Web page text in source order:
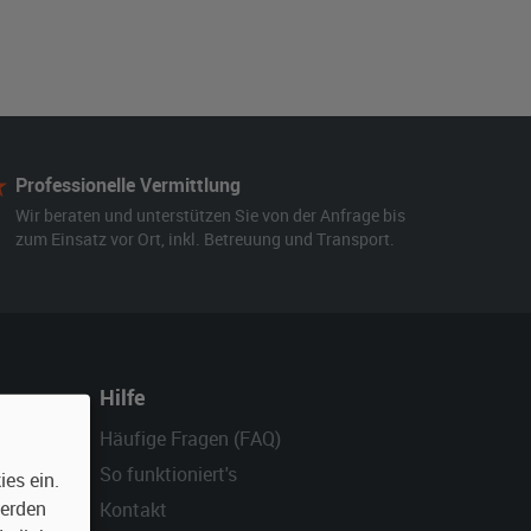
Professionelle Vermittlung
Wir beraten und unterstützen Sie von der Anfrage bis
zum Einsatz vor Ort, inkl. Betreuung und Transport.
Hilfe
Häufige Fragen (FAQ)
So funktioniert's
Kontakt
ein.